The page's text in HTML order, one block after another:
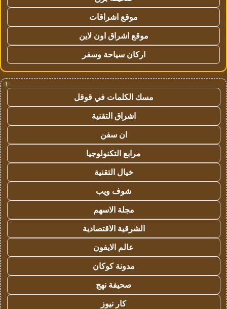
موقع اشراقات
موقع اشراق اون لاين
اركان سياحة وسفر
!
مسك الكلمات في قوقل
اشراق التقنية
ان سفن
مرابع التكنولوجيا
خيال التقنية
شوف ويب
مجلة الاسهم
الشرقية الاقتصادية
عالم الايفون
مدونة كوكان
صحيفة نهج
كار نيوز